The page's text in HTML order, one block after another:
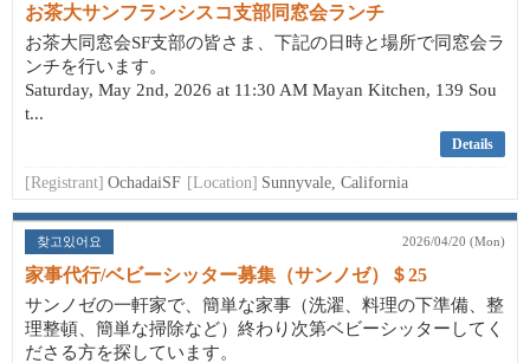
お茶大サンフランシスコ支部同窓会ランチ
お茶大同窓会SF支部の皆さま、下記の日時と場所で同窓会ラ
ンチを行います。
Saturday, May 2nd, 2026 at 11:30 AM Mayan Kitchen, 139 Sou
t...
Details
[Registrant] OchadaiSF [Location] Sunnyvale, California
찾고있어요 2026/04/20 (Mon)
家事代行/ベビーシッター募集（サンノゼ）＄25
サンノゼの一軒家で、簡単な家事（洗濯、料理の下準備、整
理整頓、簡単な掃除など）終わり次第ベビーシッターしてく
ださる方を探しています。